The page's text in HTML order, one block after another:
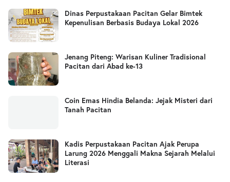
Dinas Perpustakaan Pacitan Gelar Bimtek
Kepenulisan Berbasis Budaya Lokal 2026
Jenang Piteng: Warisan Kuliner Tradisional
Pacitan dari Abad ke-13
Coin Emas Hindia Belanda: Jejak Misteri dari
Tanah Pacitan
Kadis Perpustakaan Pacitan Ajak Perupa
Larung 2026 Menggali Makna Sejarah Melalui
Literasi